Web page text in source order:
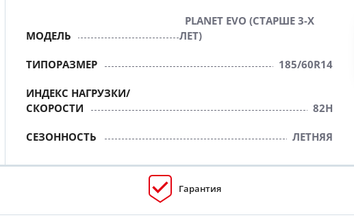
МОДЕЛЬ
PLANET EVO (СТАРШЕ 3-Х
ЛЕТ)
ТИПОРАЗМЕР 185/60R14
ИНДЕКС НАГРУЗКИ/
СКОРОСТИ
82H
СЕЗОННОСТЬ ЛЕТНЯЯ
Гарантия